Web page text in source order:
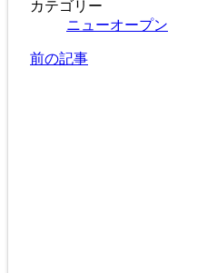
カテゴリー
ニューオープン
前の記事